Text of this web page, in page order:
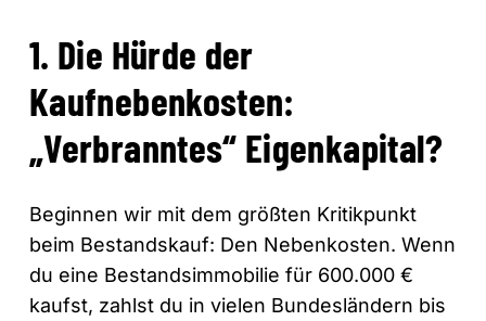
1. Die Hürde der
Kaufnebenkosten:
„Verbranntes“ Eigenkapital?
Beginnen wir mit dem größten Kritikpunkt
beim Bestandskauf: Den Nebenkosten. Wenn
du eine Bestandsimmobilie für 600.000 €
kaufst, zahlst du in vielen Bundesländern bis